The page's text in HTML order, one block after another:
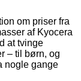
om priser fra
af Kyocera
at tvinge
– til børn, og
nogle gange